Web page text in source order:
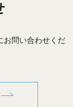
お問い合わせくだ